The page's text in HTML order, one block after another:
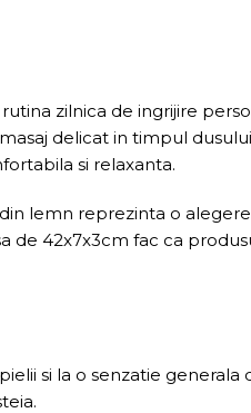
zilnica de ingrijire
delicat in timpul
si relaxanta.
lemn reprezinta o
42x7x3cm fac ca
si la o senzatie generala